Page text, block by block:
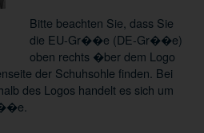
Bitte beachten Sie, dass Sie
die EU-Gr��e (DE-Gr��e)
oben rechts �ber dem Logo
der Schuhsohle finden. Bei
des Logos handelt es sich um